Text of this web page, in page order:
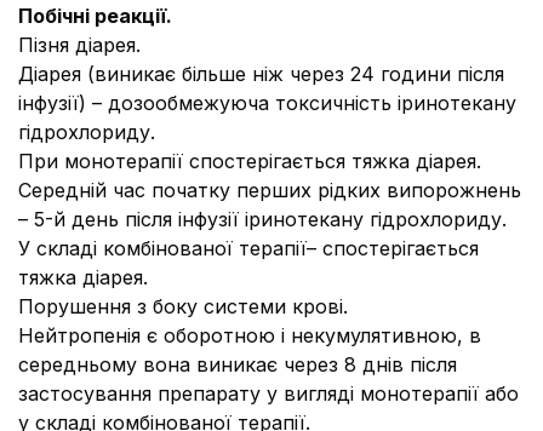
Побічні реакції.
Пізня діарея.
Діарея (виникає більше ніж через 24 години після
інфузії) – дозообмежуюча токсичність іринотекану
гідрохлориду.
При монотерапії спостерігається тяжка діарея.
Середній час початку перших рідких випорожнень
– 5-й день після інфузії іринотекану гідрохлориду.
У складі комбінованої терапії– спостерігається
тяжка діарея.
Порушення з боку системи крові.
Нейтропенія є оборотною і некумулятивною, в
середньому вона виникає через 8 днів після
застосування препарату у вигляді монотерапії або
у складі комбінованої терапії.